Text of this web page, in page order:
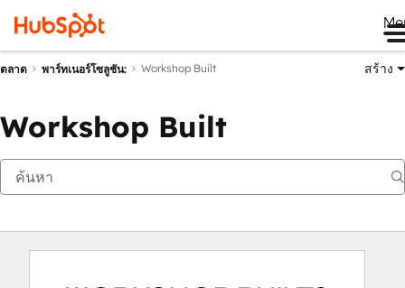
ตลาด พาร์ทเนอร์โซลูชัน: Workshop Built สร้าง
Workshop Built